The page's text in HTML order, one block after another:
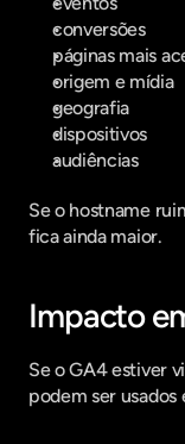
conversões
páginas mais
origem e mídia
geografia
dispositivos
audiências
Se o hostname
fica ainda maior.
Impacto
Se o GA4 estiver
podem ser usados